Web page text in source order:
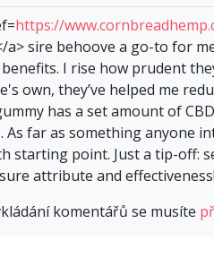
https://
a> sire behoove a go-to for
benefits. I rise how prudent
own, they’ve helped me
has a set amount of
As far as something anyone
starting point. Just a tip-off:
attribute and
komentářů se musíte